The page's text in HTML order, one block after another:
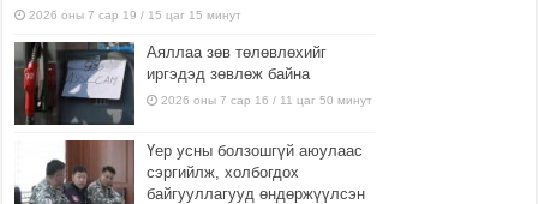
2026 оны 7 сар 19 / 15 цаг 15 минут
Аяллаа зөв төлөвлөхийг
иргэдэд зөвлөж байна
2026 оны 7 сар 16 / 11 цаг 50 минут
Үер усны болзошгүй аюулаас
сэргийлж, холбогдох
байгууллагууд өндөржүүлсэн